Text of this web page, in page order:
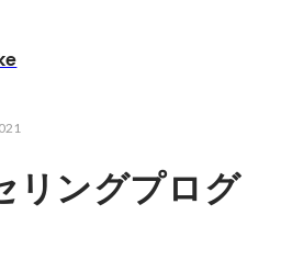
リングプログ